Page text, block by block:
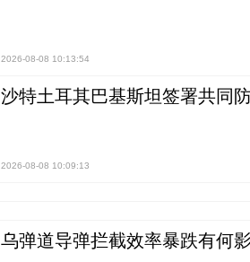
2026-08-08 10:13:54
沙特土耳其巴基斯坦签署共同
2026-08-08 10:09:13
乌弹道导弹拦截效率暴跌有何